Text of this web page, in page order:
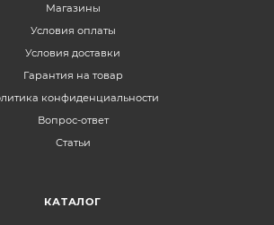
Магазины
Условия оплаты
Условия доставки
Гарантия на товар
конфиденциальности
Вопрос-ответ
Статьи
КАТАЛОГ